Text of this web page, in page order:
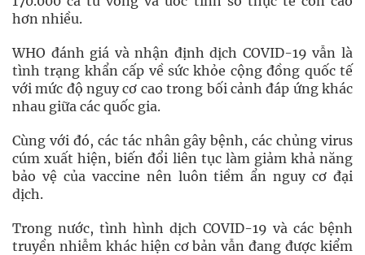
hơn nhiều.
WHO đánh giá và nhận định dịch COVID-19 vẫn là
tình trạng khẩn cấp về sức khỏe cộng đồng quốc tế
với mức độ nguy cơ cao trong bối cảnh đáp ứng khác
nhau giữa các quốc gia.
Cùng với đó, các tác nhân gây bệnh, các chủng virus
cúm xuất hiện, biến đổi liên tục làm giảm khả năng
bảo vệ của vaccine nên luôn tiềm ẩn nguy cơ đại
dịch.
Trong nước, tình hình dịch COVID-19 và các bệnh
truyền nhiễm khác hiện cơ bản vẫn đang được kiểm